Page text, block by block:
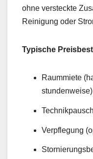
ohne versteckte
Reinigung oder
Typische
Raummiete
stundenweise)
Verpflegung